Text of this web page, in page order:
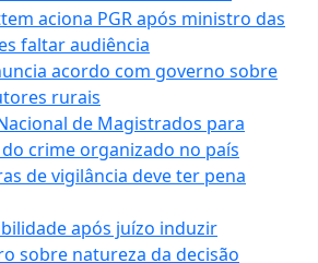
aciona PGR após ministro das
faltar audiência
acordo com governo sobre
rurais
de Magistrados para
crime organizado no país
de vigilância deve ter pena
após juízo induzir
sobre natureza da decisão